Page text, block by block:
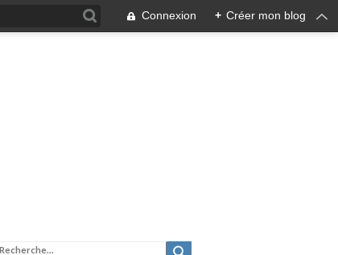
Connexion + Créer mon blog